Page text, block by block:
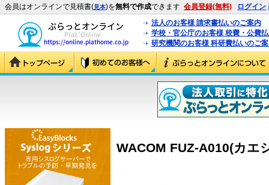
会員はオンラインで見積書(見本)を無料で作成できます 会員登録(無料) ログイン
法人のお客様 請求書払いのご案内
学校・官公庁のお客様 校費・公費
研究機関のお客様 科研費払いのご
WACOM FUZ-A010(カエ